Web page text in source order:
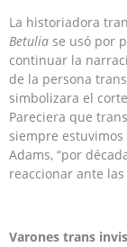
La historiadora
Betulia se usó por
continuar la
de la persona
simbolizara el
Pareciera que
siempre
Adams, “por
reaccionar ante
Varones trans